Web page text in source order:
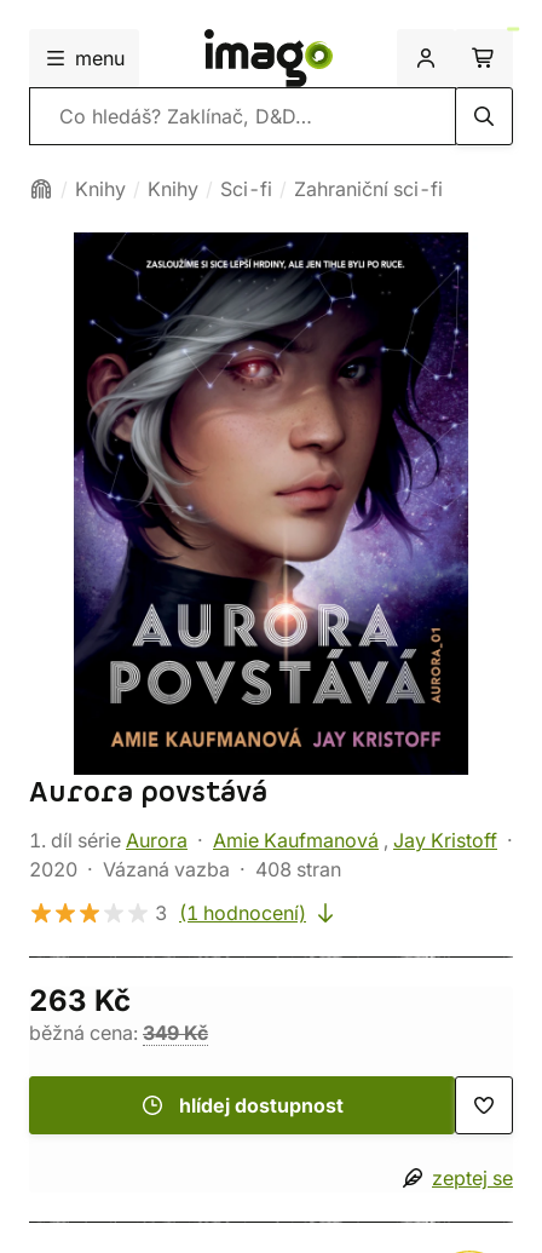
menu
Vyhledávání
Knihy Knihy Sci-fi Zahraniční sci-fi
Aurora povstává
1. díl série Aurora Amie Kaufmanová , Jay Kristoff
2020
Vázaná vazba
408 stran
3
(1 hodnocení)
263 Kč
běžná cena: 349 Kč
hlídej dostupnost
zeptej se